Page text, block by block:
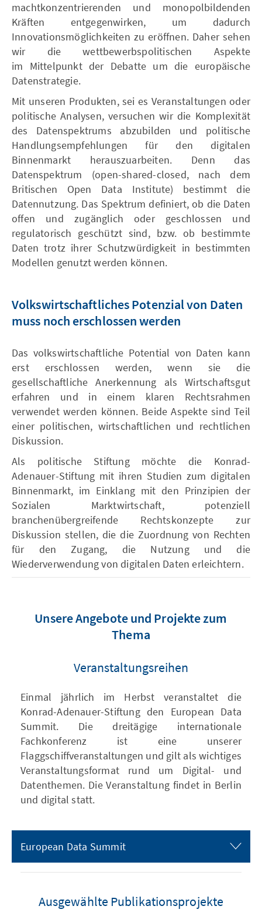
machtkonzentrierenden und monopolbildenden
Kräften entgegenwirken, um dadurch
Innovationsmöglichkeiten zu eröffnen. Daher sehen
wir die wettbewerbspolitischen Aspekte
im Mittelpunkt der Debatte um die europäische
Datenstrategie.
Mit unseren Produkten, sei es Veranstaltungen oder
politische Analysen, versuchen wir die Komplexität
des Datenspektrums abzubilden und politische
Handlungsempfehlungen für den digitalen
Binnenmarkt herauszuarbeiten. Denn das
Datenspektrum (open-shared-closed, nach dem
Britischen Open Data Institute) bestimmt die
Datennutzung. Das Spektrum definiert, ob die Daten
offen und zugänglich oder geschlossen und
regulatorisch geschützt sind, bzw. ob bestimmte
Daten trotz ihrer Schutzwürdigkeit in bestimmten
Modellen genutzt werden können.
Volkswirtschaftliches Potenzial von Daten
muss noch erschlossen werden
Das volkswirtschaftliche Potential von Daten kann
erst erschlossen werden, wenn sie die
gesellschaftliche Anerkennung als Wirtschaftsgut
erfahren und in einem klaren Rechtsrahmen
verwendet werden können. Beide Aspekte sind Teil
einer politischen, wirtschaftlichen und rechtlichen
Diskussion.
Als politische Stiftung möchte die Konrad-
Adenauer-Stiftung mit ihren Studien zum digitalen
Binnenmarkt, im Einklang mit den Prinzipien der
Sozialen Marktwirtschaft, potenziell
branchenübergreifende Rechtskonzepte zur
Diskussion stellen, die die Zuordnung von Rechten
für den Zugang, die Nutzung und die
Wiederverwendung von digitalen Daten erleichtern.
Unsere Angebote und Projekte zum
Thema
Veranstaltungsreihen
Einmal jährlich im Herbst veranstaltet die
Konrad-Adenauer-Stiftung den European Data
Summit. Die dreitägige internationale
Fachkonferenz ist eine unserer
Flaggschiffveranstaltungen und gilt als wichtiges
Veranstaltungsformat rund um Digital- und
Datenthemen. Die Veranstaltung findet in Berlin
und digital statt.
European Data Summit
Ausgewählte Publikationsprojekte